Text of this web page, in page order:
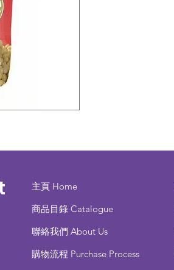
主頁 Home
商品目錄 ​Catalogue
聯絡我們 About Us
​購物流程 Purchase Process